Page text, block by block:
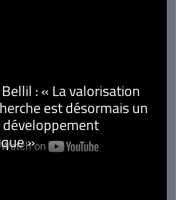
: « La valorisation
est désormais un
»